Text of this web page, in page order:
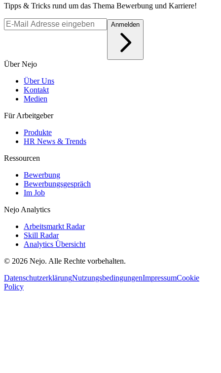
Tipps & Tricks rund um das Thema Bewerbung und Karriere!
Anmelden
Über Nejo
Über Uns
Kontakt
Medien
Für Arbeitgeber
Produkte
HR News & Trends
Ressourcen
Bewerbung
Bewerbungsgespräch
Im Job
Nejo Analytics
Arbeitsmarkt Radar
Skill Radar
Analytics Übersicht
© 2026 Nejo. Alle Rechte vorbehalten.
DatenschutzerklärungNutzungsbedingungenImpressumCookie
Policy